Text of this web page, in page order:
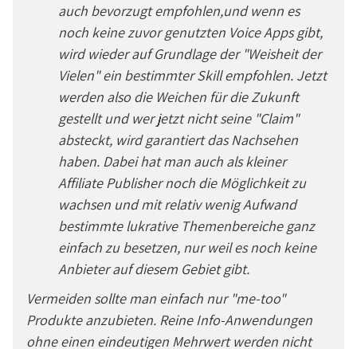
auch bevorzugt empfohlen,und wenn es
noch keine zuvor genutzten Voice Apps gibt,
wird wieder auf Grundlage der "Weisheit der
Vielen" ein bestimmter Skill empfohlen. Jetzt
werden also die Weichen für die Zukunft
gestellt und wer jetzt nicht seine "Claim"
absteckt, wird garantiert das Nachsehen
haben. Dabei hat man auch als kleiner
Affiliate Publisher noch die Möglichkeit zu
wachsen und mit relativ wenig Aufwand
bestimmte lukrative Themenbereiche ganz
einfach zu besetzen, nur weil es noch keine
Anbieter auf diesem Gebiet gibt.
Vermeiden sollte man einfach nur "me-too"
Produkte anzubieten. Reine Info-Anwendungen
ohne einen eindeutigen Mehrwert werden nicht